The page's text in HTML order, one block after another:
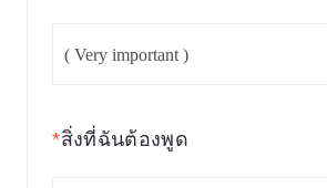
*สิ่งที่ฉันต้องพูด